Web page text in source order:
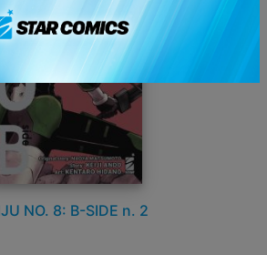
NO. 8: B-SIDE n. 2